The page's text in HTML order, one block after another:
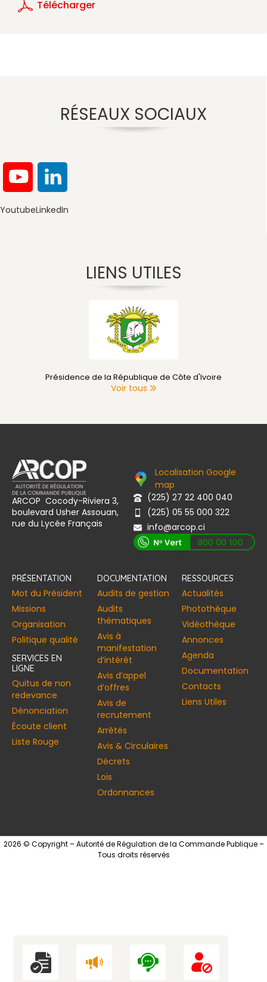
Télécharger
RÉSEAUX SOCIAUX
YoutubeLinkedIn
LIENS UTILES
Présidence de la République de Côte d'Ivoire
Voir tous
ARCOP Cocody-Riviera 3,
boulevard Usher Assouan,
rue du Lycée Français
Localisation Google
map
(225) 27 22 400 040
(225) 05 55 000 322
info@arcop.ci
PRÉSENTATION
Mot du Président
Missions
Organisation
Politique qualité
SERVICES EN
LIGNE
Quitus de non
redevance
Dénonciation
Écoute client
Liste Rouge
DOCUMENTATION
Audits de gestion
Audits
thématiques
Avis à
manifestation
d’intérêt
Avis d’appel
d’offres
Avis de
recrutement
Arrêtés
Avis & Circulaires
Décrets
Lois
Ordonnances
RESSOURCES
Actualités
Photothèque
Vidéothèque
Annonces​
Agenda
Documentation
Contacts
Liens Utiles
2026 © Copyright – Autorité de Régulation de la Commande Publique –
Tous droits réservés